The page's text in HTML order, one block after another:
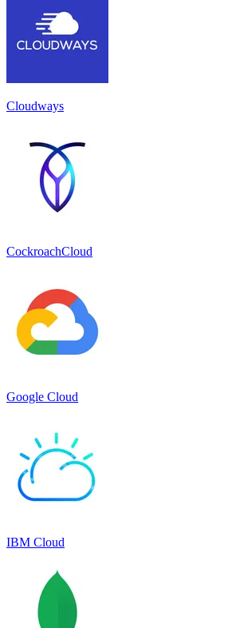
Cloudways
CockroachCloud
Google Cloud
IBM Cloud